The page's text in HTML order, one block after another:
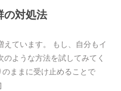
の対処法
ています。 もし、自分もイ
ような方法を試してみてく
ままに受け止めることで